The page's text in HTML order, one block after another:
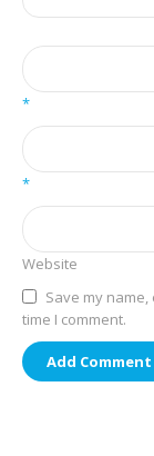
*
*
Website
Save my
time I comment.